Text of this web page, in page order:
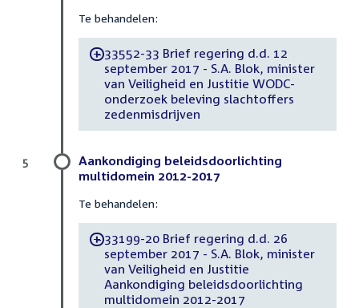
Te behandelen:
-33552-33 Brief regering d.d. 12
september 2017 - S.A. Blok, minister
van Veiligheid en Justitie WODC-
onderzoek beleving slachtoffers
zedenmisdrijven
Aankondiging beleidsdoorlichting
multidomein 2012-2017
Te behandelen:
-33199-20 Brief regering d.d. 26
september 2017 - S.A. Blok, minister
van Veiligheid en Justitie
Aankondiging beleidsdoorlichting
multidomein 2012-2017
5